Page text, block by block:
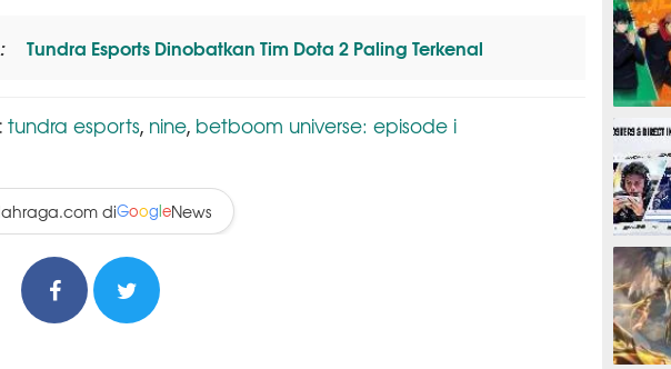
Tundra Esports Dinobatkan Tim Dota 2 Paling Terkenal
tundra esports, nine, betboom universe: episode i
diGoogleNews
ESPORTS